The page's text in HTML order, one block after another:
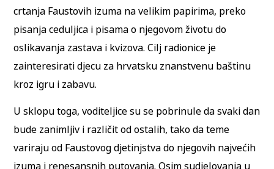
crtanja Faustovih izuma na velikim papirima, preko
pisanja ceduljica i pisama o njegovom životu do
oslikavanja zastava i kvizova. Cilj radionice je
zainteresirati djecu za hrvatsku znanstvenu baštinu
kroz igru i zabavu.
U sklopu toga, voditeljice su se pobrinule da svaki dan
bude zanimljiv i različit od ostalih, tako da teme
variraju od Faustovog djetinjstva do njegovih najvećih
izuma i renesansnih putovanja. Osim sudjelovanja u